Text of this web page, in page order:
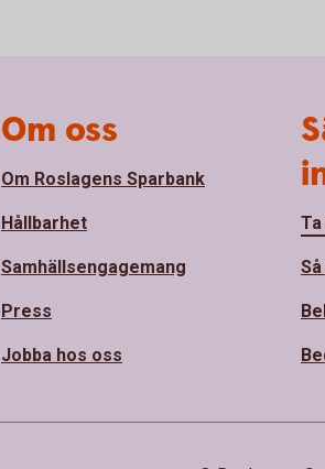
Om oss
Om Roslagens Sparbank
Hållbarhet
Samhällsengagemang
Press
Jobba hos oss